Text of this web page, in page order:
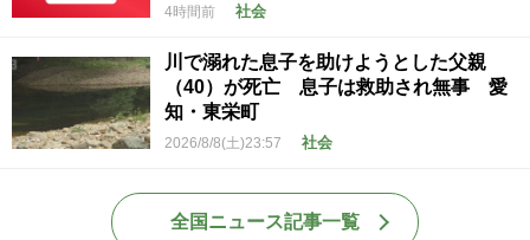
4時間前 社会
川で溺れた息子を助けようとした父親
（40）が死亡 息子は救助され無事 愛
知・東栄町
2026/8/8(土)23:57 社会
全国ニュース記事一覧